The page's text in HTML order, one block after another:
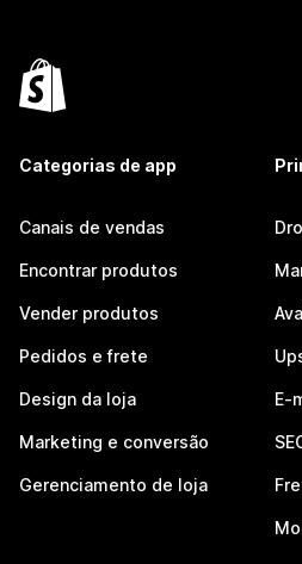
Categorias de app
Canais de vendas
Encontrar produtos
Vender produtos
Pedidos e frete
Design da loja
Marketing e conversão
Gerenciamento de loja
E-